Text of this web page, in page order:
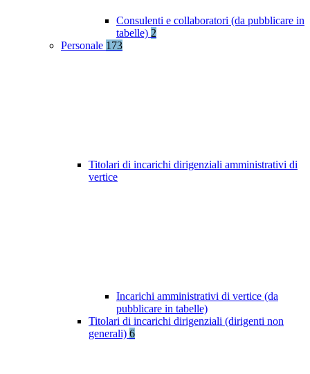
Consulenti e collaboratori (da pubblicare in
tabelle) 2
Personale 173
Titolari di incarichi dirigenziali amministrativi di
vertice
Incarichi amministrativi di vertice (da
pubblicare in tabelle)
Titolari di incarichi dirigenziali (dirigenti non
generali) 6